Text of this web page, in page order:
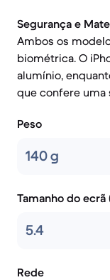
Segurança e
Ambos os
biométrica. O
alumínio,
que confere uma
Peso
140 g
Tamanho do
5.4
Rede